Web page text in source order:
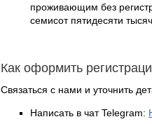
проживающим без
семисот пятидесяти
Как оформить
Связаться с нами и уточнить
Написать в чат Telegram: